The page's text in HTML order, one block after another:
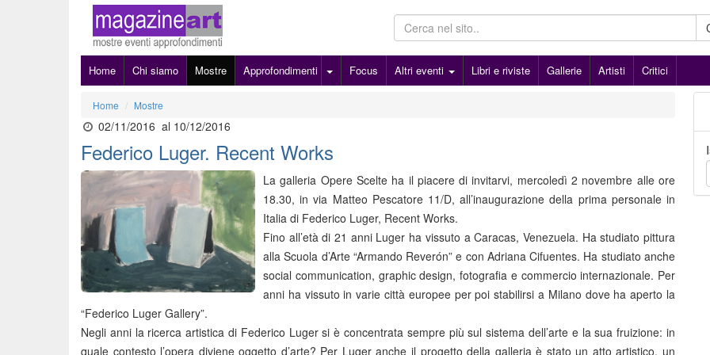
Home Chi siamo Mostre Approfondimenti Focus Altri eventi Libri e riviste Gallerie Artisti Critici
Home Mostre
02/11/2016 al 10/12/2016
Federico Luger. Recent Works
La galleria Opere Scelte ha il piacere di invitarvi, mercoledì 2 novembre alle ore
18.30, in via Matteo Pescatore 11/D, all’inaugurazione della prima personale in
Italia di Federico Luger, Recent Works.
Fino all’età di 21 anni Luger ha vissuto a Caracas, Venezuela. Ha studiato pittura
alla Scuola d’Arte “Armando Reverón” e con Adriana Cifuentes. Ha studiato anche
social communication, graphic design, fotografia e commercio internazionale. Per
anni ha vissuto in varie città europee per poi stabilirsi a Milano dove ha aperto la
“Federico Luger Gallery”.
Negli anni la ricerca artistica di Federico Luger si è concentrata sempre più sul sistema dell’arte e la sua fruizione: in
quale contesto l’opera diviene oggetto d’arte? Per Luger anche il progetto della galleria è stato un atto artistico, un